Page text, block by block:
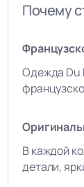
Почему
Одежда Du
В каждой
детали,